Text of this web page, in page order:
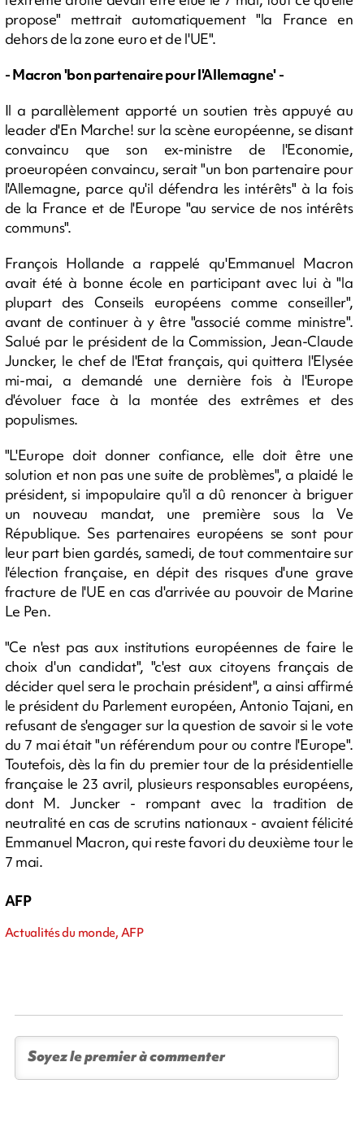
propose" mettrait automatiquement "la France en
dehors de la zone euro et de l'UE".
- Macron 'bon partenaire pour l'Allemagne' -
Il a parallèlement apporté un soutien très appuyé au
leader d'En Marche! sur la scène européenne, se disant
convaincu que son ex-ministre de l'Economie,
proeuropéen convaincu, serait "un bon partenaire pour
l'Allemagne, parce qu'il défendra les intérêts" à la fois
de la France et de l'Europe "au service de nos intérêts
communs".
François Hollande a rappelé qu'Emmanuel Macron
avait été à bonne école en participant avec lui à "la
plupart des Conseils européens comme conseiller",
avant de continuer à y être "associé comme ministre".
Salué par le président de la Commission, Jean-Claude
Juncker, le chef de l'Etat français, qui quittera l'Elysée
mi-mai, a demandé une dernière fois à l'Europe
d'évoluer face à la montée des extrêmes et des
populismes.
"L'Europe doit donner confiance, elle doit être une
solution et non pas une suite de problèmes", a plaidé le
président, si impopulaire qu'il a dû renoncer à briguer
un nouveau mandat, une première sous la Ve
République. Ses partenaires européens se sont pour
leur part bien gardés, samedi, de tout commentaire sur
l'élection française, en dépit des risques d'une grave
fracture de l'UE en cas d'arrivée au pouvoir de Marine
Le Pen.
"Ce n'est pas aux institutions européennes de faire le
choix d'un candidat", "c'est aux citoyens français de
décider quel sera le prochain président", a ainsi affirmé
le président du Parlement européen, Antonio Tajani, en
refusant de s'engager sur la question de savoir si le vote
du 7 mai était "un référendum pour ou contre l'Europe".
Toutefois, dès la fin du premier tour de la présidentielle
française le 23 avril, plusieurs responsables européens,
dont M. Juncker - rompant avec la tradition de
neutralité en cas de scrutins nationaux - avaient félicité
Emmanuel Macron, qui reste favori du deuxième tour le
7 mai.
AFP
Actualités du monde, AFP